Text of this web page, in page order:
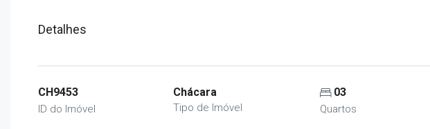
Detalhes
CH9453
ID do Imóvel
Chácara
Tipo de Imóvel
03
Quartos